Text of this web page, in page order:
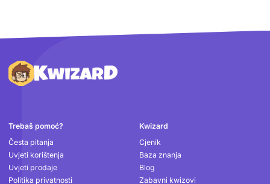
Podnožje
Trebaš pomoć?
Česta pitanja
Uvjeti korištenja
Uvjeti prodaje
Politika privatnosti
Kwizard
Cjenik
Baza znanja
Blog
Zabavni kwizovi